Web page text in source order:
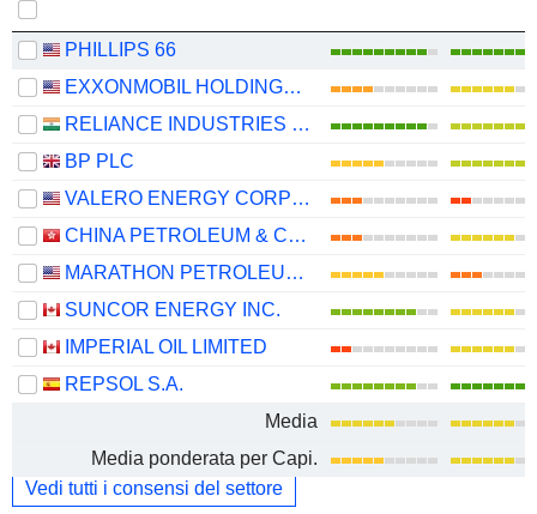
PHILLIPS 66
EXXONMOBIL HOLDINGS CORPORATION
RELIANCE INDUSTRIES LTD
BP PLC
VALERO ENERGY CORPORATION
CHINA PETROLEUM & CHEMICAL CORPORATION
MARATHON PETROLEUM CORPORATION
SUNCOR ENERGY INC.
IMPERIAL OIL LIMITED
REPSOL S.A.
Media
Media ponderata per Capi.
Vedi tutti i consensi del settore